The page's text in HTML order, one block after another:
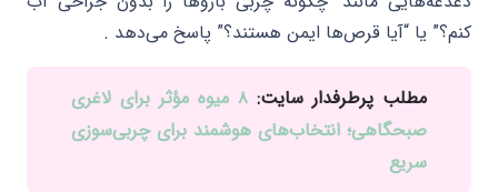
کنم؟” یا “آیا قرص‌ها ایمن هستند؟” پاسخ می‌دهد .
مطلب پرطرفدار سایت:
۸ میوه مؤثر برای لاغری
صبحگاهی؛ انتخاب‌های هوشمند برای چربی‌سوزی
سریع